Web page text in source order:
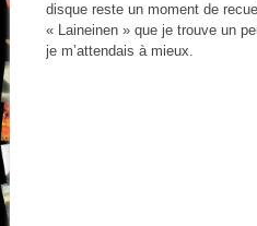
disque reste un moment de
« Laineinen » que je trouve un
je m’attendais à mieux.